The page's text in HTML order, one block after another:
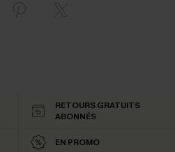
RETOURS GRATUITS
ABONNÉS
EN PROMO